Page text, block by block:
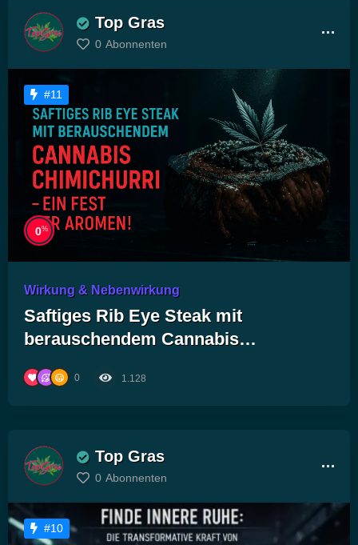
Top Gras
0 Abonnenten
#11
0%
Wirkung & Nebenwirkung
Saftiges Rib Eye Steak mit
berauschendem Cannabis
0 1.128
Top Gras
0 Abonnenten
#10